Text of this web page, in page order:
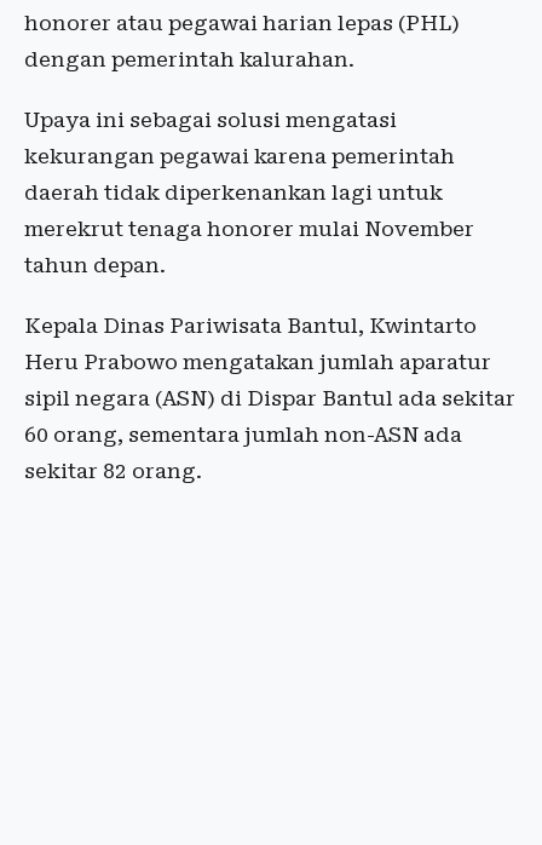
honorer atau pegawai harian lepas (PHL)
dengan pemerintah kalurahan.
Upaya ini sebagai solusi mengatasi
kekurangan pegawai karena pemerintah
daerah tidak diperkenankan lagi untuk
merekrut tenaga honorer mulai November
tahun depan.
Kepala Dinas Pariwisata Bantul, Kwintarto
Heru Prabowo mengatakan jumlah aparatur
sipil negara (ASN) di Dispar Bantul ada sekitar
60 orang, sementara jumlah non-ASN ada
sekitar 82 orang.